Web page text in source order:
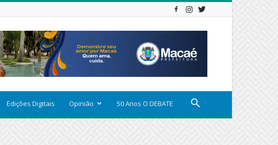
Edições Digitais Opinião 50 Anos O DEBATE